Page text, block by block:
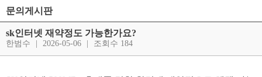
문의게시판
sk인터넷 재약정도 가능한가요?
한범수 2026-05-06 조회수 184